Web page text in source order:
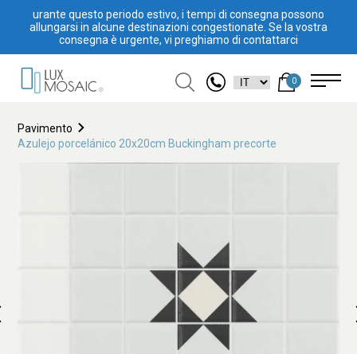
urante questo periodo estivo, i tempi di consegna possono
allungarsi in alcune destinazioni congestionate. Se la vostra
consegna è urgente, vi preghiamo di contattarci
0
Pavimento
Azulejo porcelánico 20x20cm Buckingham precorte